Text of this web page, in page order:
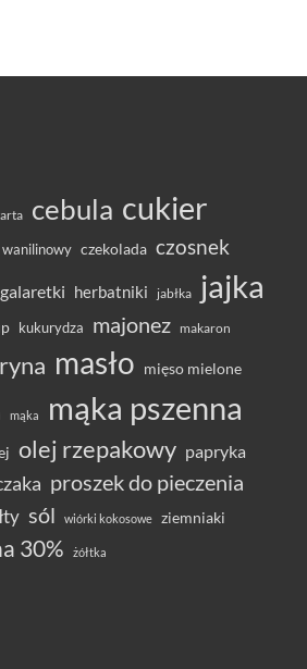
cebula cukier
czekolada czosnek
galaretki herbatniki jabłka jajka
kukurydza majonez makaron
masło mięso mielone
mąka mąka pszenna
olej rzepakowy papryka
proszek do pieczenia
sól wiórki kokosowe ziemniaki
30% żółtka